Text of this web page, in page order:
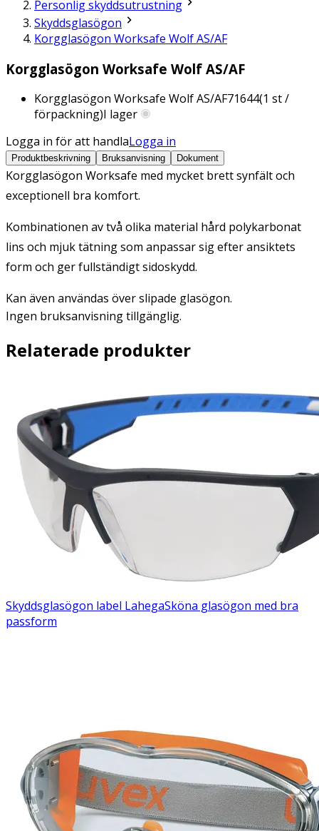
Personlig skyddsutrustning
Skyddsglasögon
Korgglasögon Worksafe Wolf AS/AF
Korgglasögon Worksafe Wolf AS/AF
Korgglasögon Worksafe Wolf AS/AF71644(1 st /
förpackning)I lager
Logga in för att handlaLogga in
Produktbeskrivning Bruksanvisning Dokument
Korgglasögon Worksafe med mycket brett synfält och
exceptionell bra komfort.
Kombinationen av två olika material hård polykarbonat
lins och mjuk tätning som anpassar sig efter ansiktets
form och ger fullständigt sidoskydd.
Kan även användas över slipade glasögon.
Ingen bruksanvisning tillgänglig.
Relaterade produkter
Skyddsglasögon label LahegaSköna glasögon med bra
passform